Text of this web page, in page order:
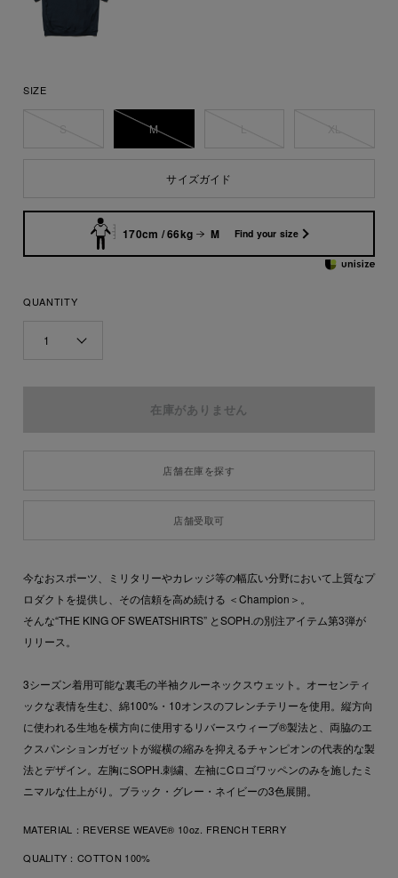
SIZE
M
サイズガイド
170cm / 66kg M Find your size
QUANTITY
1
店舗在庫を探す
店舗受取可
今なおスポーツ、ミリタリーやカレッジ等の幅広い分野において上質なプ
ロダクトを提供し、その信頼を高め続ける ＜Champion＞。
そんな“THE KING OF SWEATSHIRTS” とSOPH.の別注アイテム第3弾が
リリース。
3シーズン着用可能な裏毛の半袖クルーネックスウェット。オーセンティ
ックな表情を生む、綿100%・10オンスのフレンチテリーを使用。縦方向
に使われる生地を横方向に使用するリバースウィーブ®製法と、両脇のエ
クスパンションガゼットが縦横の縮みを抑えるチャンピオンの代表的な製
法とデザイン。左胸にSOPH.刺繍、左袖にCロゴワッペンのみを施したミ
ニマルな仕上がり。ブラック・グレー・ネイビーの3色展開。
MATERIAL： REVERSE WEAVE® 10oz. FRENCH TERRY
QUALITY： COTTON 100%